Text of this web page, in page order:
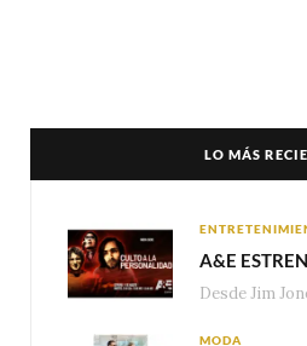
LO MÁS
MODA